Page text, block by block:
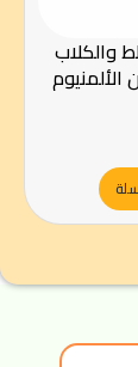
والكلاب